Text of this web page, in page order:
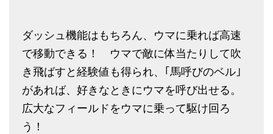
ダッシュ機能はもちろん、ウマに乗れば高速
で移動できる！ ウマで敵に体当たりして吹
き飛ばすと経験値も得られ、｢馬呼びのベル｣
があれば、好きなときにウマを呼び出せる。
広大なフィールドをウマに乗って駆け回ろ
う！